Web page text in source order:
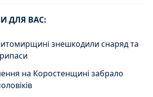
ДЛЯ ВАС:
знешкодили снаряд та
на Коростенщині забрало